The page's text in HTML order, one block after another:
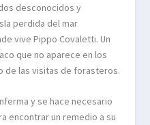
desconocidos y
perdida del mar
vive Pippo Covaletti. Un
que no aparece en los
de las visitas de forasteros.
y se hace necesario
encontrar un remedio a su